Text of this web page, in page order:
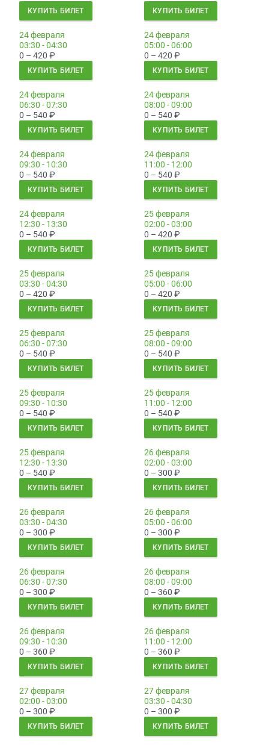
КУПИТЬ БИЛЕТ КУПИТЬ БИЛЕТ
24 февраля
03:30 - 04:30
0 – 420 ₽
КУПИТЬ БИЛЕТ
24 февраля
05:00 - 06:00
0 – 420 ₽
КУПИТЬ БИЛЕТ
24 февраля
06:30 - 07:30
0 – 540 ₽
КУПИТЬ БИЛЕТ
24 февраля
08:00 - 09:00
0 – 540 ₽
КУПИТЬ БИЛЕТ
24 февраля
09:30 - 10:30
0 – 540 ₽
КУПИТЬ БИЛЕТ
24 февраля
11:00 - 12:00
0 – 540 ₽
КУПИТЬ БИЛЕТ
24 февраля
12:30 - 13:30
0 – 540 ₽
КУПИТЬ БИЛЕТ
25 февраля
02:00 - 03:00
0 – 420 ₽
КУПИТЬ БИЛЕТ
25 февраля
03:30 - 04:30
0 – 420 ₽
КУПИТЬ БИЛЕТ
25 февраля
05:00 - 06:00
0 – 420 ₽
КУПИТЬ БИЛЕТ
25 февраля
06:30 - 07:30
0 – 540 ₽
КУПИТЬ БИЛЕТ
25 февраля
08:00 - 09:00
0 – 540 ₽
КУПИТЬ БИЛЕТ
25 февраля
09:30 - 10:30
0 – 540 ₽
КУПИТЬ БИЛЕТ
25 февраля
11:00 - 12:00
0 – 540 ₽
КУПИТЬ БИЛЕТ
25 февраля
12:30 - 13:30
0 – 540 ₽
КУПИТЬ БИЛЕТ
26 февраля
02:00 - 03:00
0 – 300 ₽
КУПИТЬ БИЛЕТ
26 февраля
03:30 - 04:30
0 – 300 ₽
КУПИТЬ БИЛЕТ
26 февраля
05:00 - 06:00
0 – 300 ₽
КУПИТЬ БИЛЕТ
26 февраля
06:30 - 07:30
0 – 300 ₽
КУПИТЬ БИЛЕТ
26 февраля
08:00 - 09:00
0 – 360 ₽
КУПИТЬ БИЛЕТ
26 февраля
09:30 - 10:30
0 – 360 ₽
КУПИТЬ БИЛЕТ
26 февраля
11:00 - 12:00
0 – 360 ₽
КУПИТЬ БИЛЕТ
27 февраля
02:00 - 03:00
0 – 300 ₽
КУПИТЬ БИЛЕТ
27 февраля
03:30 - 04:30
0 – 300 ₽
КУПИТЬ БИЛЕТ